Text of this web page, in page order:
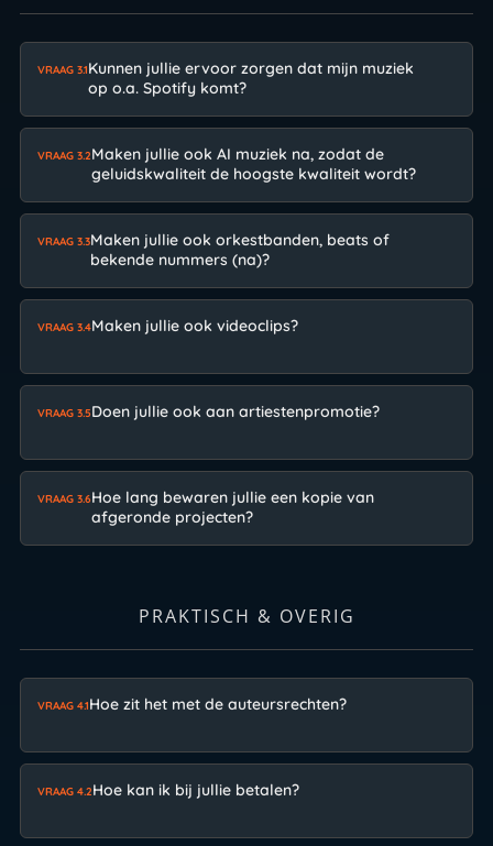
VRAAG 3.1Kunnen jullie ervoor zorgen dat mijn muziek
op o.a. Spotify komt?
VRAAG 3.2Maken jullie ook AI muziek na, zodat de
geluidskwaliteit de hoogste kwaliteit wordt?
VRAAG 3.3Maken jullie ook orkestbanden, beats of
bekende nummers (na)?
VRAAG 3.4Maken jullie ook videoclips?
VRAAG 3.5Doen jullie ook aan artiestenpromotie?
VRAAG 3.6Hoe lang bewaren jullie een kopie van
afgeronde projecten?
PRAKTISCH & OVERIG
VRAAG 4.1Hoe zit het met de auteursrechten?
VRAAG 4.2Hoe kan ik bij jullie betalen?